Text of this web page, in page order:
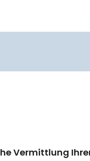
Vermittlung